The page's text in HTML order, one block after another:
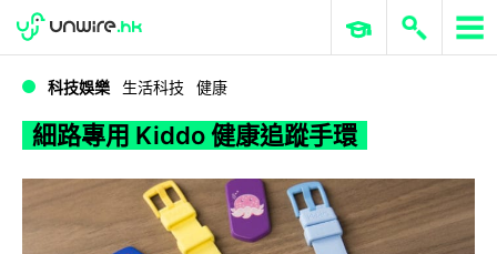
細路專用 Kiddo 健康追蹤手環
WWDC 2026 ERP 與商業 AI
科技娛樂 生活科技 健康
細路專用 Kiddo 健康追蹤手環